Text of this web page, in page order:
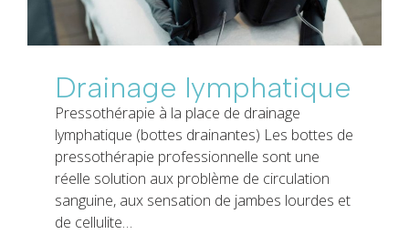
Drainage lymphatique
Pressothérapie à la place de drainage
lymphatique (bottes drainantes) Les bottes de
pressothérapie professionnelle sont une
réelle solution aux problème de circulation
sanguine, aux sensation de jambes lourdes et
de cellulite…